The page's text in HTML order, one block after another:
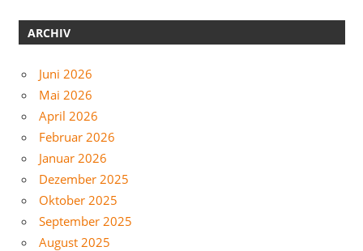
ARCHIV
Juni 2026
Mai 2026
April 2026
Februar 2026
Januar 2026
Dezember 2025
Oktober 2025
September 2025
August 2025